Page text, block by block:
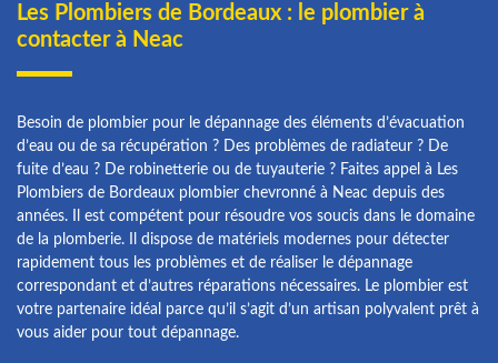
Les Plombiers de Bordeaux : le plombier à
contacter à Neac
Besoin de plombier pour le dépannage des éléments d’évacuation
d’eau ou de sa récupération ? Des problèmes de radiateur ? De
fuite d’eau ? De robinetterie ou de tuyauterie ? Faites appel à Les
Plombiers de Bordeaux plombier chevronné à Neac depuis des
années. Il est compétent pour résoudre vos soucis dans le domaine
de la plomberie. Il dispose de matériels modernes pour détecter
rapidement tous les problèmes et de réaliser le dépannage
correspondant et d’autres réparations nécessaires. Le plombier est
votre partenaire idéal parce qu’il s’agit d’un artisan polyvalent prêt à
vous aider pour tout dépannage.